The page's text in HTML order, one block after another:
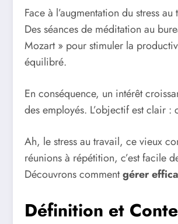
Face à l’augmentation du stress
Des séances de méditation au
Mozart » pour stimuler la
équilibré.
En conséquence, un intérêt
des employés. L’objectif est clair
Ah, le stress au travail, ce vieux
réunions à répétition, c’est facile
Découvrons commentgérer
Définition et